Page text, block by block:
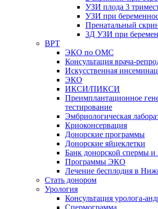
УЗИ плода 3
УЗИ при
Пренатальный
3Д УЗИ при
ВРТ
ЭКО по ОМС
Консультация врача-
Искусственная
ЭКО
ИКСИ/ПИКСИ
Преимплантационное
тестирование
Эмбриологическая
Криоконсервация
Донорские программы
Донорские яйцеклетки
Банк донорской спермы и
Программы ЭКО
Лечение бесплодия в
Стать донором
Урология
Консультация уролога-